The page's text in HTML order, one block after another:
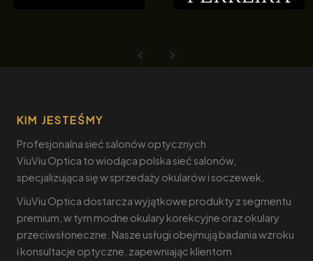
KIM JESTEŚMY
Profesjonalna sieć salonów optycznych
ViuViu Optica to wiodąca polska sieć salonów,
specjalizująca się w sprzedaży okularów i soczewek.
ViuViu Optica dostarcza wyjątkowe produkty z segmentu
premium, w tym modne okulary korekcyjne oraz okulary
przeciwsłoneczne. Nasze usługi obejmują badania wzroku
i konsultacje optyczne, zapewniając klientom